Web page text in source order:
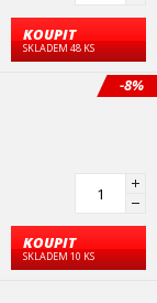
KOUPIT
SKLADEM 48 KS
-8%
KOUPIT
SKLADEM 10 KS